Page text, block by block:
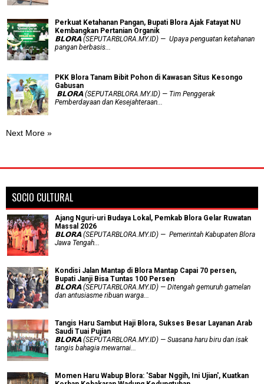
​Perkuat Ketahanan Pangan, Bupati Blora Ajak Fatayat NU
Kembangkan Pertanian Organik
𝗕𝗟𝗢𝗥𝗔 (SEPUTARBLORA.MY.ID) — Upaya penguatan ketahanan
pangan berbasis...
PKK Blora Tanam Bibit Pohon di Kawasan Situs Kesongo
Gabusan
‎ 𝗕𝗟𝗢𝗥𝗔 (SEPUTARBLORA.MY.ID) — Tim Penggerak
Pemberdayaan dan Kesejahteraan...
Next More »
SOCIO CULTURAL
Ajang Nguri-uri Budaya Lokal, Pemkab Blora Gelar Ruwatan
Massal 2026
𝗕𝗟𝗢𝗥𝗔 (SEPUTARBLORA.MY.ID) — Pemerintah Kabupaten Blora
Jawa Tengah...
Kondisi Jalan Mantap di Blora Mantap Capai 70 persen,
Bupati Janji Bisa Tuntas 100 Persen
𝗕𝗟𝗢𝗥𝗔 (SEPUTARBLORA.MY.ID) — Ditengah gemuruh gamelan
dan antusiasme ribuan warga...
Tangis Haru Sambut Haji Blora, Sukses Besar Layanan Arab
Saudi Tuai Pujian
𝗕𝗟𝗢𝗥𝗔 (SEPUTARBLORA.MY.ID) — Suasana haru biru dan isak
tangis bahagia mewarnai...
Momen Haru Wabup Blora: ​'Sabar Nggih, Ini Ujian', Kuatkan